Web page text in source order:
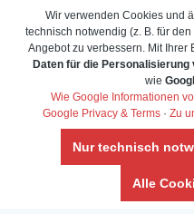
Widerrufs­recht
Umwelt
Wir verwenden Cookies und
technisch notwendig (z. B. für
Angebot zu verbessern. Mit
Daten für die Personalisierung
wie
Wie Google Informationen
Google Privacy & Terms · Zu
Nur technisch
Alle